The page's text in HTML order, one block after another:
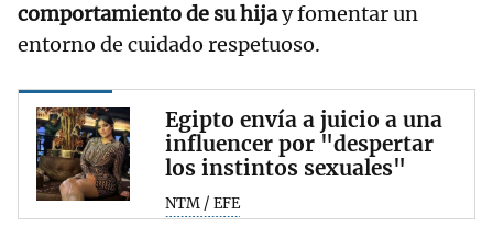
comportamiento de su hijay fomentar un
entorno de cuidado respetuoso.
Egipto envía a juicio a una
influencer por "despertar
los instintos sexuales"
NTM / EFE